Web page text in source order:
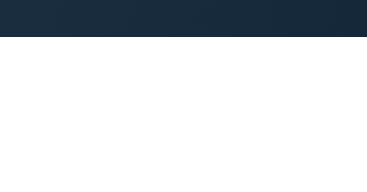
CSRD: